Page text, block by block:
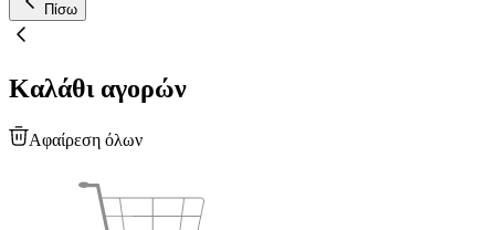
Πίσω
Καλάθι αγορών
Αφαίρεση όλων